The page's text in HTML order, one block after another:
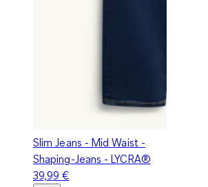
Slim Jeans - Mid Waist -
Shaping-Jeans - LYCRA®
39,99 €